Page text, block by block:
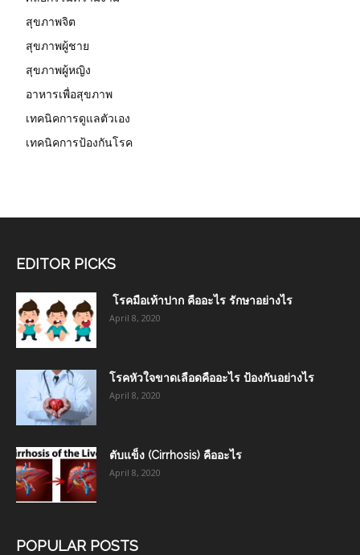
สุขภาพจิต
สุขภาพผู้ชาย
สุขภาพผู้หญิง
อาหารเพื่อสุขภาพ
เทคนิคการดูแลตัวเอง
เทคนิคการป้องกันโรค
EDITOR PICKS
โรคมือเท้าปาก คืออะไร รักษาอย่างไร
April 8, 2020
โรคหัวใจขาดเลือดคืออะไร ป้องกันอย่างไร
April 8, 2020
ตับแข็ง (Cirrhosis) คืออะไร
April 8, 2020
POPULAR POSTS